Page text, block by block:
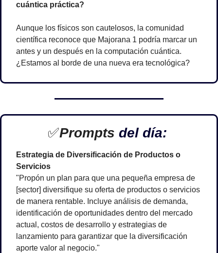
cuántica práctica?
Aunque los físicos son cautelosos, la comunidad
científica reconoce que Majorana 1 podría marcar un
antes y un después en la computación cuántica.
¿Estamos al borde de una nueva era tecnológica?
✅Prompts del día:
Estrategia de Diversificación de Productos o
Servicios
"Propón un plan para que una pequeña empresa de
[sector] diversifique su oferta de productos o servicios
de manera rentable. Incluye análisis de demanda,
identificación de oportunidades dentro del mercado
actual, costos de desarrollo y estrategias de
lanzamiento para garantizar que la diversificación
aporte valor al negocio."